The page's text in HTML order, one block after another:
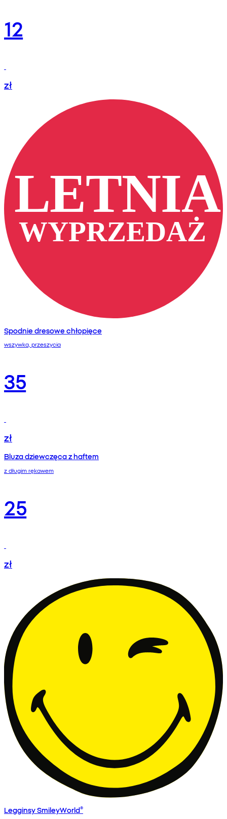
12
zł
Spodnie dresowe chłopięce
wszywka, przeszycia
35
zł
Bluza dziewczęca z haftem
z długim rękawem
25
zł
Legginsy SmileyWorld®